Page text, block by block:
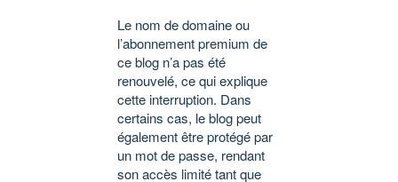
Le nom de domaine ou
l’abonnement premium de
ce blog n’a pas été
renouvelé, ce qui explique
cette interruption. Dans
certains cas, le blog peut
également être protégé par
un mot de passe, rendant
son accès limité tant que